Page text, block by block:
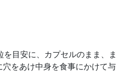
を目安に、カプセルのまま、ま
をあけ中身を食事にかけて与